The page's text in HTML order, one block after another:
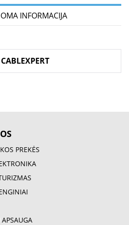
INFORMACIJA
CABLEXPERT
PREKĖS